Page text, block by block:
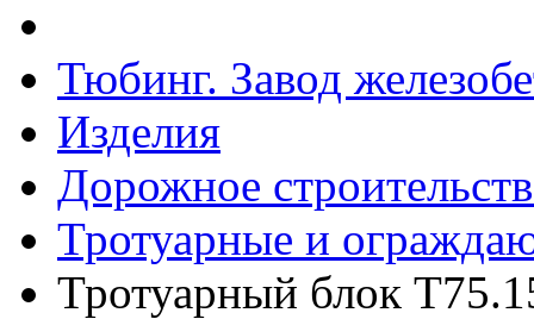
Тюбинг. Завод
Изделия
Дорожное
Тротуарные и
Тротуарный блок